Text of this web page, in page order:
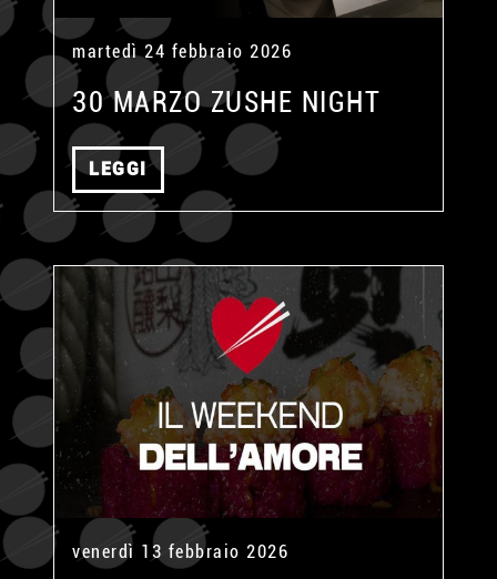
martedì 24 febbraio 2026
30 MARZO ZUSHE NIGHT
LEGGI
venerdì 13 febbraio 2026